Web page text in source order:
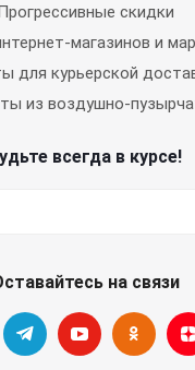
скидки
магазинов и
для курьерской
из воздушно-
всегда в курсе!
на связи